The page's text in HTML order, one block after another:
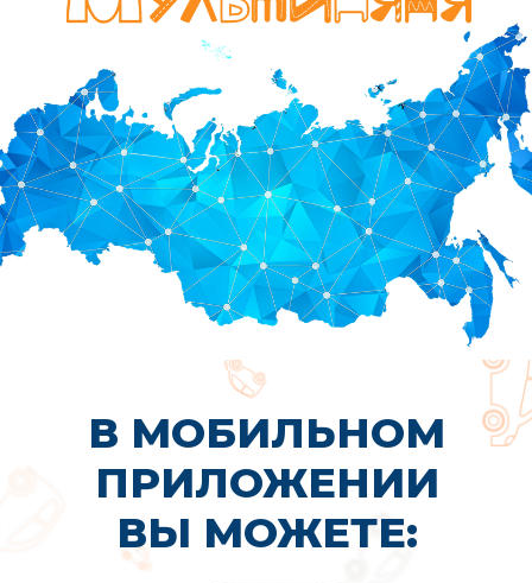
НЯНЬ — 40 ЛЕТ
ИСПЫТАТЕЛЬНЫЙ
Это взрослые, надёжные и внимательные
люди, которые выбирают работу с детьми
осознанно, а не случайно